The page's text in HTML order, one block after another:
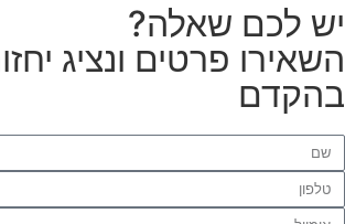
לכם שאלה?
פרטים ונציג